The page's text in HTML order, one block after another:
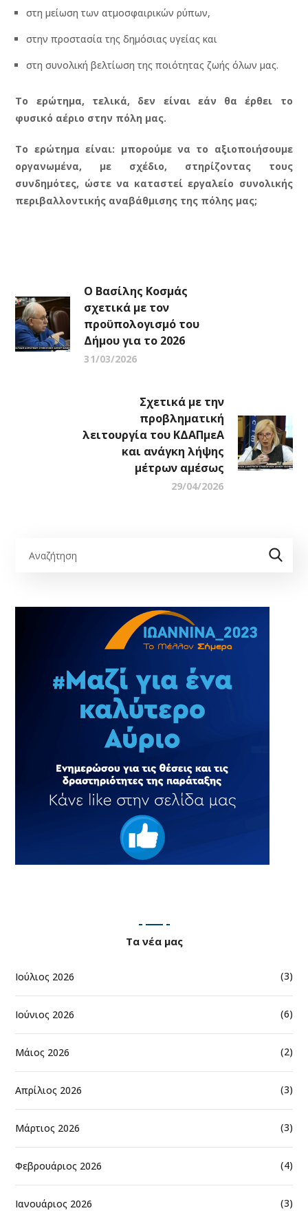
στη μείωση των ατμοσφαιρικών ρύπων,
στην προστασία της δημόσιας υγείας και
στη συνολική βελτίωση της ποιότητας ζωής όλων μας.
Το ερώτημα, τελικά, δεν είναι εάν θα έρθει το
φυσικό αέριο στην πόλη μας.
Το ερώτημα είναι: μπορούμε να το αξιοποιήσουμε
οργανωμένα, με σχέδιο, στηρίζοντας τους
συνδημότες, ώστε να καταστείεργαλείο συνολικής
περιβαλλοντικής αναβάθμισης της πόλης μας;
Ο Βασίλης Κοσμάς
σχετικά με τον
προϋπολογισμό του
Δήμου για το 2026
31/03/2026
Σχετικά με την
προβληματική
λειτουργία του ΚΔΑΠμεΑ
και ανάγκη λήψης
μέτρων αμέσως
29/04/2026
Τα νέα μας
Ιούλιος 2026 (3)
Ιούνιος 2026 (6)
Μάιος 2026 (2)
Απρίλιος 2026 (3)
Μάρτιος 2026 (3)
Φεβρουάριος 2026 (4)
Ιανουάριος 2026 (3)